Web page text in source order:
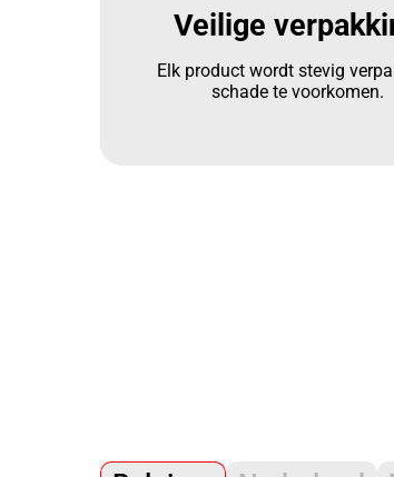
Veilige
Elk product wordt stevig
schade te voorkomen.